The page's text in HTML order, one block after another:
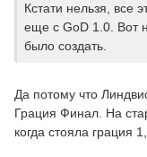
Кстати нельзя, все
еще с GoD 1.0. Вот
было создать.
Да потому что
Грация Финал. На
когда стояла грация